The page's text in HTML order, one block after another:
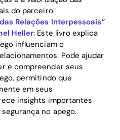
do parceiro.
Relações Interpessoais”
Heller: Este livro explica
influenciam o
Pode ajudar
e compreender seus
permitindo que
em seus
insights importantes
no apego.